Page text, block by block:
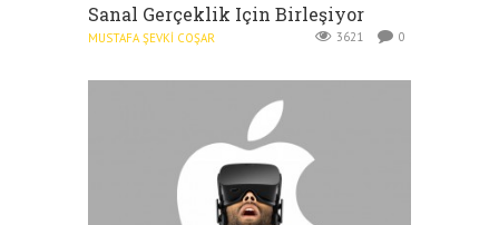
Sanal Gerçeklik Için Birleşiyor
MUSTAFA ŞEVKI COŞAR 3621 0